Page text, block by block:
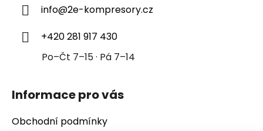
info@2e-kompresory.cz
+420 281 917 430
Po–Čt 7–15 · Pá 7–14
Informace pro vás
Obchodní podmínky